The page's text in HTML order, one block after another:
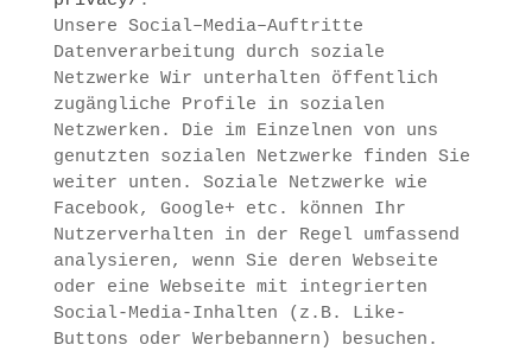
Unsere Social–Media–Auftritte
Datenverarbeitung durch soziale
Netzwerke Wir unterhalten öffentlich
zugängliche Profile in sozialen
Netzwerken. Die im Einzelnen von uns
genutzten sozialen Netzwerke finden Sie
weiter unten. Soziale Netzwerke wie
Facebook, Google+ etc. können Ihr
Nutzerverhalten in der Regel umfassend
analysieren, wenn Sie deren Webseite
oder eine Webseite mit integrierten
Social-Media-Inhalten (z.B. Like-
Buttons oder Werbebannern) besuchen.